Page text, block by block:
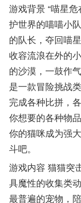
游戏背景 “喵星
护世界的喵喵小
的队长，夺回喵
收容流浪在外的
的沙漠，一鼓作
是一款冒险挑战
完成各种比拼，
你想要的各种物
你的猫咪成为强
斗吧。
游戏内容 猫猫突
具魔性的收集类
最普遍的宠物，